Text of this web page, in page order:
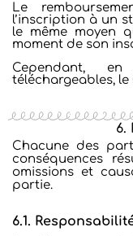
Le
l’inscription à un
le même moyen
moment de son
Cependant,
téléchargeables,
6.
Chacune des
conséquences
omissions et
partie.
6.1.